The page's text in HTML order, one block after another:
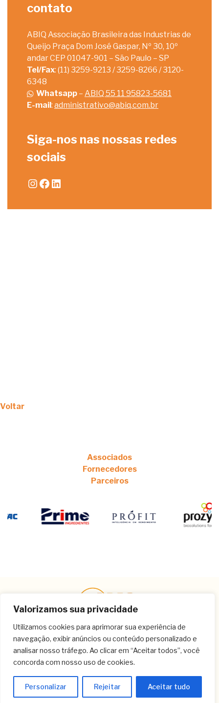
Valorizamos sua privacidade
Utilizamos cookies para aprimorar sua experiência de
navegação, exibir anúncios ou conteúdo personalizado e
analisar nosso tráfego. Ao clicar em “Aceitar todos”, você
concorda com nosso uso de cookies.
Personalizar Rejeitar Aceitar tudo
contato
ABIQ Associação Brasileira das Industrias de
Queijo Praça Dom José Gaspar, Nº 30, 10º
andar CEP 01047-901 – São Paulo – SP
Tel/Fax: (11) 3259-9213 / 3259-8266 / 3120-
6348
Whatsapp – ABIQ 55 11 95823-5681
E-mail: administrativo@abiq.com.br
Siga-nos nas nossas redes
sociais
Instagram
Facebook
LinkedIn
Voltar
Associados
Fornecedores
Parceiros
Contato
(11) 3259-8266